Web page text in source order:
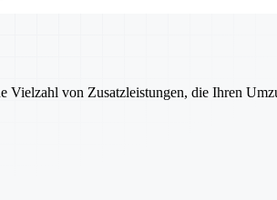
Vielzahl von Zusatzleistungen, die Ihren